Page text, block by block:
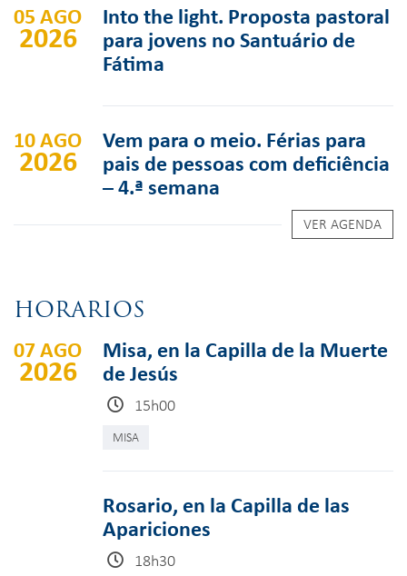
05 AGO
2026
Into the light. Proposta pastoral
para jovens no Santuário de
Fátima
10 AGO
2026
Vem para o meio. Férias para
pais de pessoas com deficiência
– 4.ª semana
VER AGENDA
HORARIOS
07 AGO
2026
Misa, en la Capilla de la Muerte
de Jesús
15h00
MISA
Rosario, en la Capilla de las
Apariciones
18h30